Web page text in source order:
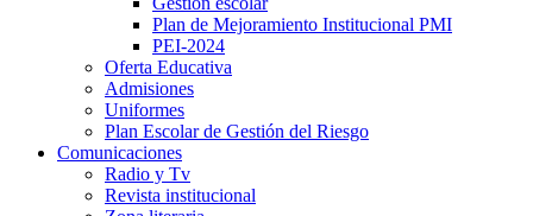
Plan de Mejoramiento Institucional PMI
PEI-2024
Oferta Educativa
Admisiones
Uniformes
Plan Escolar de Gestión del Riesgo
Comunicaciones
Radio y Tv
Revista institucional